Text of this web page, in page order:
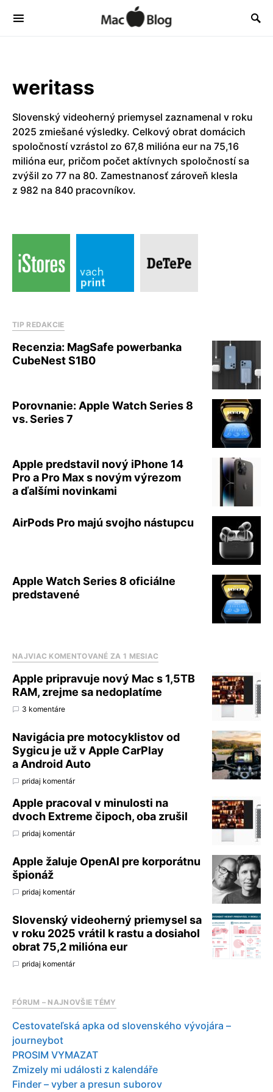
weritass
Slovenský videoherný priemysel zaznamenal v roku
2025 zmiešané výsledky. Celkový obrat domácich
spoločností vzrástol zo 67,8 milióna eur na 75,16
milióna eur, pričom počet aktívnych spoločností sa
zvýšil zo 77 na 80. Zamestnanosť zároveň klesla
z 982 na 840 pracovníkov.
TIP REDAKCIE
Recenzia: MagSafe powerbanka
CubeNest S1B0
Porovnanie: Apple Watch Series 8
vs. Series 7
Apple predstavil nový iPhone 14
Pro a Pro Max s novým výrezom
a ďalšími novinkami
AirPods Pro majú svojho nástupcu
Apple Watch Series 8 oficiálne
predstavené
NAJVIAC KOMENTOVANÉ ZA 1 MESIAC
Apple pripravuje nový Mac s 1,5TB
RAM, zrejme sa nedoplatíme
3 komentáre
Navigácia pre motocyklistov od
Sygicu je už v Apple CarPlay
a Android Auto
pridaj komentár
Apple pracoval v minulosti na
dvoch Extreme čipoch, oba zrušil
pridaj komentár
Apple žaluje OpenAI pre korporátnu
špionáž
pridaj komentár
Slovenský videoherný priemysel sa
v roku 2025 vrátil k rastu a dosiahol
obrat 75,2 milióna eur
pridaj komentár
FÓRUM – NAJNOVŠIE TÉMY
Cestovateľská apka od slovenského vývojára –
journeybot
PROSIM VYMAZAT
Zmizely mi události z kalendáře
Finder – vyber a presun suborov